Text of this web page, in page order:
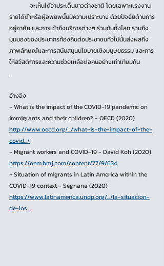
รายได้ต่ำหรือผู้อพยพนั้นมีความเปราะบาง ด้วยปัจจัยด้านการ
อยู่อาศัย และการเข้าถึงบริการต่างๆ ร่วมกันทั้งโลก รวมถึง
มุมมองของประชากรท้องถิ่นต่อประชาชนทั่วไปนั้นส่งผลถึง
ภาพลักษณ์และการสนับสนุนนโยบายเชิงมนุษยธรรม และการ
ให้สวัสดิการและความช่วยเหลือต่อคนอย่างเท่าเทียมกัน
.
อ้างอิง
- What is the impact of the COVID-19 pandemic on
immigrants and their children? - OECD (2020)
http://www.oecd.org/.../what-is-the-impact-of-the-
covid.../
- Migrant workers and COVID-19 - David Koh (2020)
https://oem.bmj.com/content/77/9/634
- Situation of migrants in Latin America within the
COVID-19 context - Segnana (2020)
https://www.latinamerica.undp.org/.../la-situacion-
de-los...